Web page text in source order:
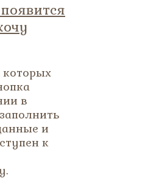
которых
в
и
к